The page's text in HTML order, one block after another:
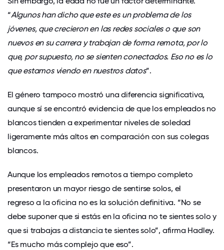
“Algunos han dicho que este es un problema de los
jóvenes, que crecieron en las redes sociales o que son
nuevos en su carrera y trabajan de forma remota, por lo
que, por supuesto, no se sienten conectados. Eso no es lo
que estamos viendo en nuestros datos”.
El género tampoco mostró una diferencia significativa,
aunque sí se encontró evidencia de que los empleados no
blancos tienden a experimentar niveles de soledad
ligeramente más altos en comparación con sus colegas
blancos.
Aunque los empleados remotos a tiempo completo
presentaron un mayor riesgo de sentirse solos, el
regreso a la oficina no es la solución definitiva. “No se
debe suponer que si estás en la oficina no te sientes solo y
que si trabajas a distancia te sientes solo”, afirma Hadley.
“Es mucho más complejo que eso”.